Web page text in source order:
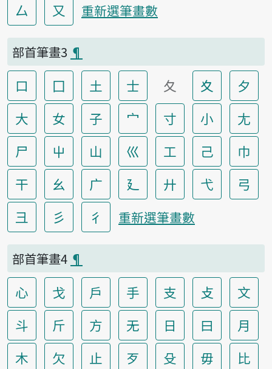
厶
又 重新選筆畫數
部首筆畫3 ¶
口 囗 土 士 夂 夊
夕
大
女 子 宀 寸 小
尢
尸
屮 山 巛 工 己
巾
干
幺 广 廴 廾 弋
弓
彐
彡 彳 重新選筆畫數
部首筆畫4 ¶
心 戈 戶 手 支 攴
文
斗
斤 方 无 日 曰
月
木
欠 止 歹 殳 毋
比